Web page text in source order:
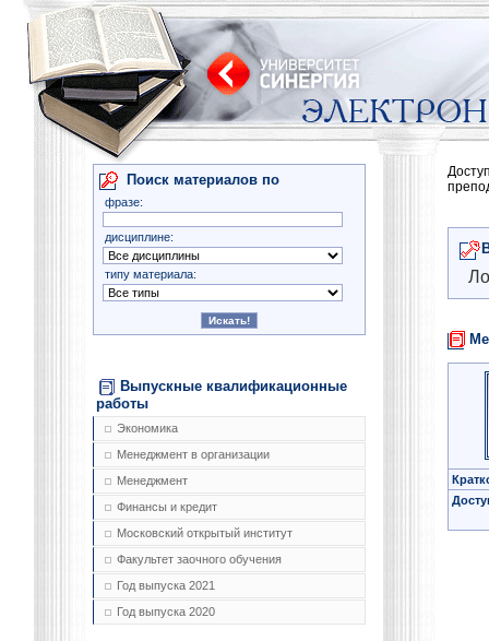
Поиск материалов по
фразе:
дисциплине:
типу материала:
Выпускные квалификационные
работы
Экономика
Менеджмент в организации
Менеджмент
Финансы и кредит
Московский открытый институт
Факультет заочного обучения
Год выпуска 2021
Год выпуска 2020